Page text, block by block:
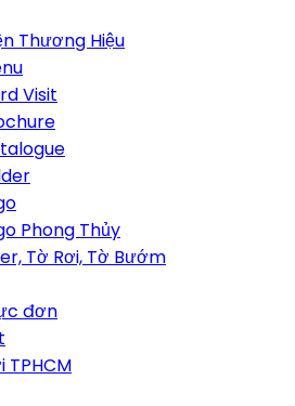
Thương Hiệu
Visit
Phong Thủy
Tờ Rơi, Tờ Bướm
đơn
TPHCM